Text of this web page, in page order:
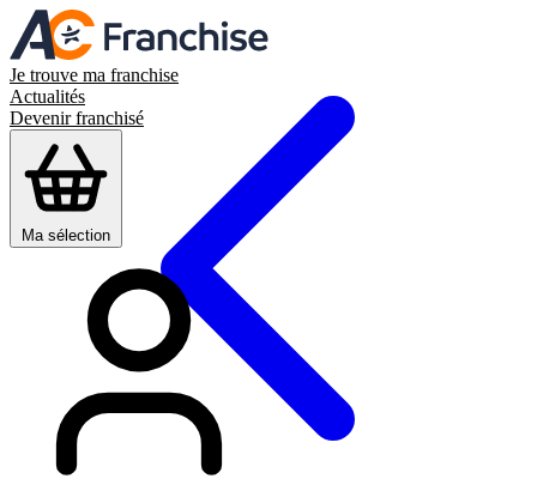
Je trouve ma franchise
Actualités
Devenir franchisé
Ma sélection